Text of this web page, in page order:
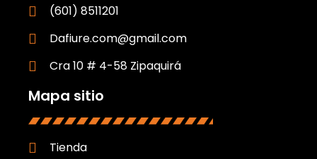
(601) 8511201
Dafiure.com@gmail.com
Cra 10 # 4-58 Zipaquirá
Mapa sitio
Tienda